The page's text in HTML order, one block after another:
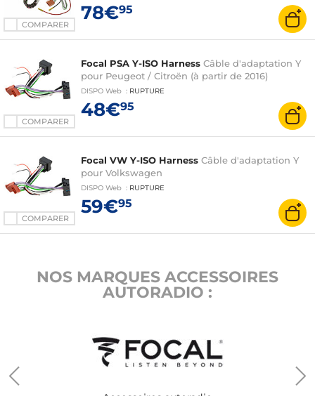
COMPARER
78€95
COMPARER
Focal PSA Y-ISO Harness Câble d'adaptation Y
pour Peugeot / Citroën (à partir de 2016)
DISPO Web : RUPTURE
48€95
COMPARER
Focal VW Y-ISO Harness Câble d'adaptation Y
pour Volkswagen
DISPO Web : RUPTURE
59€95
NOS MARQUES ACCESSOIRES
AUTORADIO :